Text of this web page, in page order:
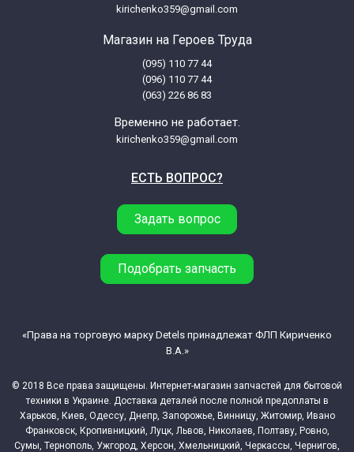
kirichenko359@gmail.com
Магазин на Героев Труда
(095) 110 77 44
(096) 110 77 44
(063) 226 86 83
Временно не работает.
kirichenko359@gmail.com
ЕСТЬ ВОПРОС?
Задать вопрос
Подобрать запчасть
© 2018 Все права защищены. Интернет-магазин запчастей для бытовой
техники в Украине. Доставка деталей после полной предоплаты в
Харьков, Киев, Одессу, Днепр, Запорожье, Винницу, Житомир, Ивано
Франковск, Кропивницкий, Луцк, Львов, Николаев, Полтаву, Ровно,
Сумы, Тернополь, Ужгород, Херсон, Хмельницкий, Черкассы, Чернигов,
«Права на торговую марку Detels принадлежат ФЛП Кириченко
В.А.»